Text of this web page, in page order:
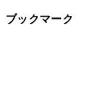
ブックマーク